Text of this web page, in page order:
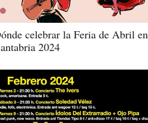
celebrar la Feria de Abril en
2024